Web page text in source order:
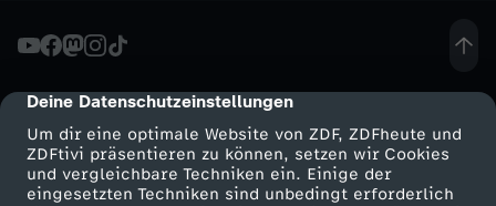
cmp-dialog-description
Deine Datenschutzeinstellungen
Um dir eine optimale Website von ZDF, ZDFheute und
ZDFtivi präsentieren zu können, setzen wir Cookies
und vergleichbare Techniken ein. Einige der
eingesetzten Techniken sind unbedingt erforderlich
i
r
u